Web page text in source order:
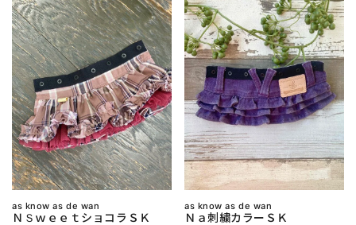
as know as de wan
ＮＳｗｅｅｔショコラＳＫ
as know as de wan
Ｎａ刺繍カラーＳＫ